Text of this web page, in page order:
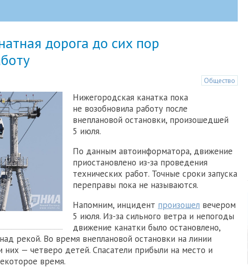
дорога до сих пор
Общество
Нижегородская канатка пока
не возобновила работу после
внеплановой остановки, произошедшей
5 июля.
По данным автоинформатора, движение
приостановлено из-за проведения
технических работ. Точные сроки запуска
переправы пока не называются.
Напомним, инцидент произошел вечером
5 июля. Из-за сильного ветра и непогоды
движение канатки было остановлено,
рекой. Во время внеплановой остановки на линии
них — четверо детей. Спасатели прибыли на место и
время.